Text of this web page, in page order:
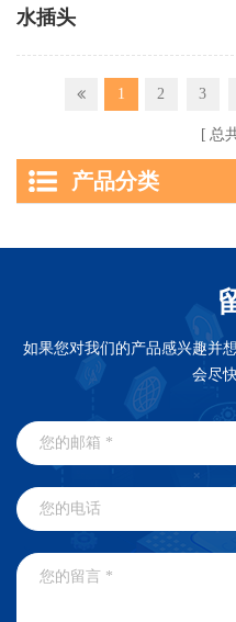
水插头
1 2 3
总
产品分类
如果您对我们的产品感兴趣并
会尽